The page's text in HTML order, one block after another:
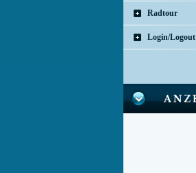
Radtour
Login/Logout